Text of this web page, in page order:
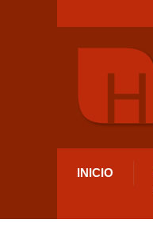
INICIO